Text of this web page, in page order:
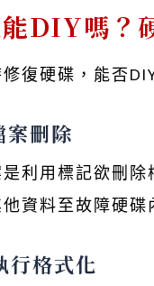
DIY嗎？
復硬碟，能否
案刪除
利用標記欲刪
資料至故障硬
行格式化